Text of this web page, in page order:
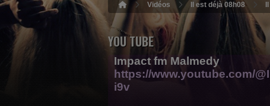
Vidéos Il est déjà 08h08
YOU TUBE
Impact fm Malmedy
https://www.youtube.com/
i9v